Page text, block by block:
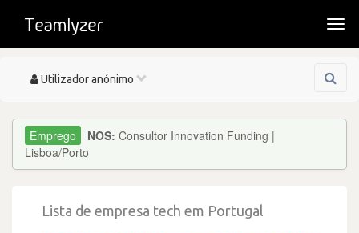
Toggle
Utilizador anónimo
NOS: Consultor Innovation Funding |
Lisboa/Porto
Lista de empresa tech em Portugal